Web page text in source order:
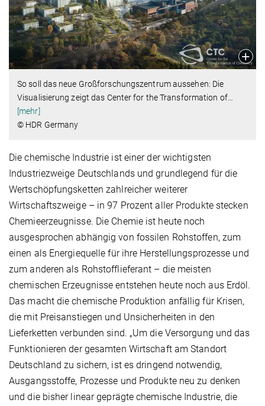
So soll das neue Großforschungszentrum aussehen: Die
Visualisierung zeigt das Center for the Transformation of…
[mehr]
© HDR Germany
Die chemische Industrie ist einer der wichtigsten
Industriezweige Deutschlands und grundlegend für die
Wertschöpfungsketten zahlreicher weiterer
Wirtschaftszweige – in 97 Prozent aller Produkte stecken
Chemieerzeugnisse. Die Chemie ist heute noch
ausgesprochen abhängig von fossilen Rohstoffen, zum
einen als Energiequelle für ihre Herstellungsprozesse und
zum anderen als Rohstofflieferant – die meisten
chemischen Erzeugnisse entstehen heute noch aus Erdöl.
Das macht die chemische Produktion anfällig für Krisen,
die mit Preisanstiegen und Unsicherheiten in den
Lieferketten verbunden sind. „Um die Versorgung und das
Funktionieren der gesamten Wirtschaft am Standort
Deutschland zu sichern, ist es dringend notwendig,
Ausgangsstoffe, Prozesse und Produkte neu zu denken
und die bisher linear geprägte chemische Industrie, die